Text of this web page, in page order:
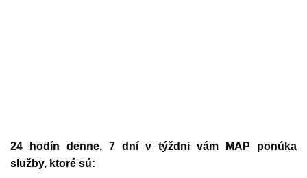
24 hodín denne, 7 dní v týždni vám MAP ponúka
služby, ktoré sú: